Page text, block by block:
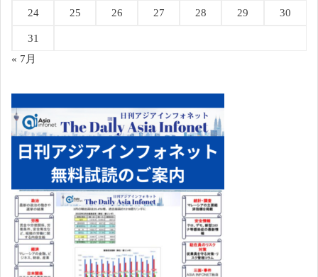
24 25 26 27 28 29 30
31
« 7月